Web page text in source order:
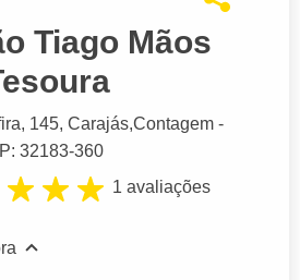
Tiago Mãos
, 145, Carajás,Contagem -
32183-360
1 avaliações